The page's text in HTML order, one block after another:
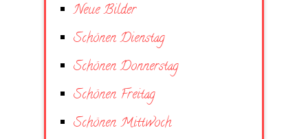
Neue Bilder
Schönen Dienstag
Schönen Donnerstag
Schönen Freitag
Schönen Mittwoch